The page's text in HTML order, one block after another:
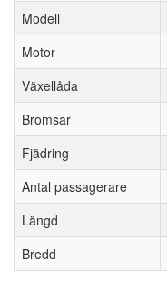
Modell
Motor
Växellåda
Bromsar
Fjädring
Antal passagerare
Längd
Bredd